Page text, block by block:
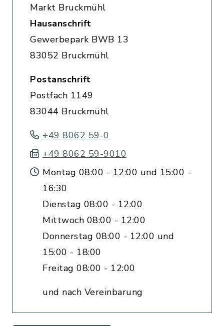
Markt Bruckmühl
Hausanschrift
Gewerbepark BWB 13
83052 Bruckmühl
Postanschrift
Postfach 1149
83044 Bruckmühl
+49 8062 59-0
+49 8062 59-9010
Montag 08:00 - 12:00 und 15:00 -
16:30
Dienstag 08:00 - 12:00
Mittwoch 08:00 - 12:00
Donnerstag 08:00 - 12:00 und
15:00 - 18:00
Freitag 08:00 - 12:00
und nach Vereinbarung